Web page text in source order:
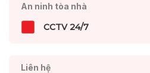
An ninh tòa nhà
CCTV 24/7
Liên hệ